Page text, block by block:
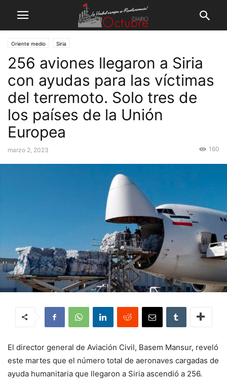
Oriente medio Siria
256 aviones llegaron a Siria
con ayudas para las víctimas
del terremoto. Solo tres de
los países de la Unión
Europea
marzo 2, 2023 160
El director general de Aviación Civil, Basem Mansur, reveló
este martes que el número total de aeronaves cargadas de
ayuda humanitaria que llegaron a Siria ascendió a 256.